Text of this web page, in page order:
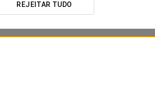
REJEITAR TUDO